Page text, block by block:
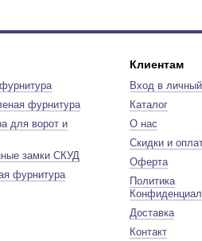
фурнитура
для ворот и
замки СКУД
фурнитура
Клиентам
Вход в
Каталог
О нас
Скидки и
Оферта
Политика
Доставка
Контакт